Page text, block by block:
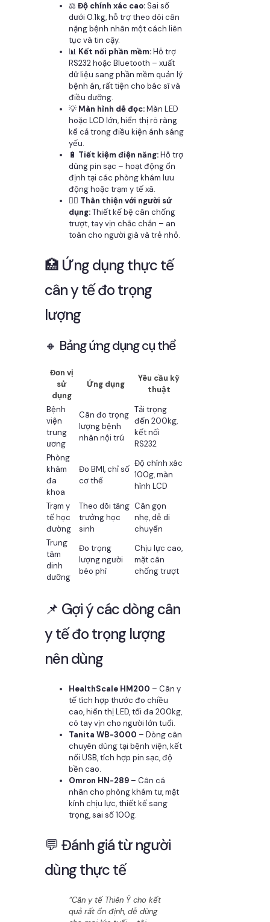
⚖️ Độ chính xác cao:Sai số
dưới 0.1kg, hỗ trợ theo dõi cân
nặng bệnh nhân một cách liên
tục và tin cậy.
📊 Kết nối phần mềm:Hỗ trợ
RS232 hoặc Bluetooth – xuất
dữ liệu sang phần mềm quản lý
bệnh án, rất tiện cho bác sĩ và
điều dưỡng.
💡 Màn hình dễ đọc:Màn LED
hoặc LCD lớn, hiển thị rõ ràng
kể cả trong điều kiện ánh sáng
yếu.
🔋 Tiết kiệm điện năng:Hỗ trợ
dùng pin sạc – hoạt động ổn
định tại các phòng khám lưu
động hoặc trạm y tế xã.
👨‍⚕️ Thân thiện với người sử
dụng:Thiết kế bệ cân chống
trượt, tay vịn chắc chắn – an
toàn cho người già và trẻ nhỏ.
🏥 Ứng dụng thực tế
cân y tế đo trọng
lượng
🔸 Bảng ứng dụng cụ thể
Đơn vị
sử
dụng
Ứng dụng
Yêu cầu kỹ
thuật
Bệnh
viện
trung
ương
Cân đo trọng
lượng bệnh
nhân nội trú
Tải trọng
đến 200kg,
kết nối
RS232
Phòng
khám
đa
khoa
Đo BMI, chỉ số
cơ thể
Độ chính xác
100g, màn
hình LCD
Trạm y
tế học
đường
Theo dõi tăng
trưởng học
sinh
Cân gọn
nhẹ, dễ di
chuyển
Trung
tâm
dinh
dưỡng
Đo trọng
lượng người
béo phì
Chịu lực cao,
mặt cân
chống trượt
📌 Gợi ý các dòng cân
y tế đo trọng lượng
nên dùng
HealthScale HM200 – Cân y
tế tích hợp thước đo chiều
cao, hiển thị LED, tối đa 200kg,
có tay vịn cho người lớn tuổi.
Tanita WB-3000 – Dòng cân
chuyên dùng tại bệnh viện, kết
nối USB, tích hợp pin sạc, độ
bền cao.
Omron HN-289 – Cân cá
nhân cho phòng khám tư, mặt
kính chịu lực, thiết kế sang
trọng, sai số 100g.
💬 Đánh giá từ người
dùng thực tế
“Cân y tế Thiên Ý cho kết
quả rất ổn định, dễ dùng